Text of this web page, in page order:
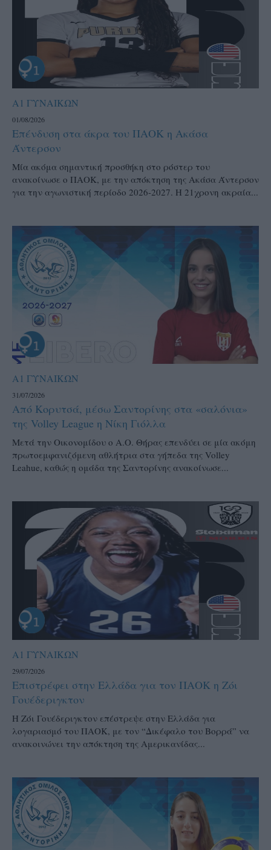
Α1 ΓΥΝΑΙΚΩΝ
01/08/2026
Επένδυση στα άκρα του ΠΑΟΚ η Ακάσα
Άντερσον
Μία ακόμα σημαντική προσθήκη στο ρόστερ του
ανακοίνωσε ο ΠΑΟΚ, με την απόκτηση της Ακάσα Άντερσον
για την αγωνιστική περίοδο 2026-2027. Η 21χρονη ακραία...
Α1 ΓΥΝΑΙΚΩΝ
31/07/2026
Από Κορυτσά, μέσω Σαντορίνης στα «σαλόνια»
της Volley League η Νίκη Γιόλλα
Μετά την Οικονομίδου ο Α.Ο. Θήρας επενδύει σε μία ακόμη
πρωτοεμφανιζόμενη αθλήτρια στα γήπεδα της Volley
Leahue, καθώς η ομάδα της Σαντορίνης ανακοίνωσε...
Α1 ΓΥΝΑΙΚΩΝ
29/07/2026
Επιστρέφει στην Ελλάδα για τον ΠΑΟΚ η Ζόι
Γουέδεριγκτον
Η Ζόι Γουέδεριγκτον επέστρεψε στην Ελλάδα για
λογαριασμό του ΠΑΟΚ, με τον “Δικέφαλο του Βορρά” να
ανακοινώνει την απόκτηση της Αμερικανίδας...